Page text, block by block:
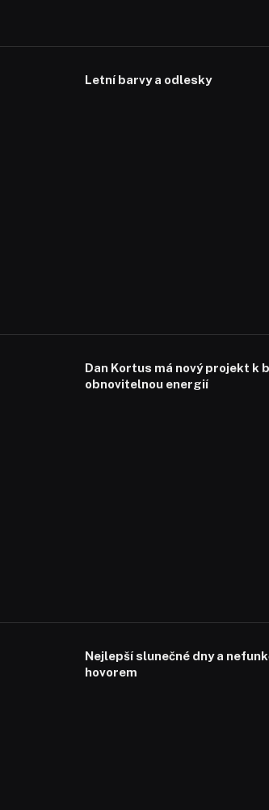
Letní barvy a odlesky
Dan Kortus má nový projekt k
obnovitelnou energií
Nejlepší slunečné dny a
hovorem